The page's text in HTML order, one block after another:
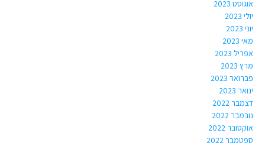
אוגוסט 2023
יולי 2023
יוני 2023
מאי 2023
אפריל 2023
מרץ 2023
פברואר 2023
ינואר 2023
דצמבר 2022
נובמבר 2022
אוקטובר 2022
ספטמבר 2022